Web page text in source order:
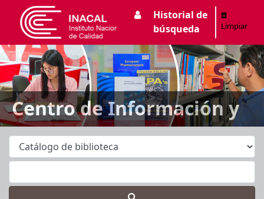
INACAL
Historial de
búsqueda
Limpiar
Centro de Información y
Documentación - CID